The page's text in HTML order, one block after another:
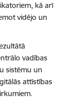
kā arī
vidējo un
vadības
sistēmu un
attīstības